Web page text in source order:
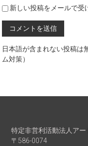
新しい投稿をメールで受
日本語が含まれない投稿は
ム対策）
特定非営利活動法人アー
〒586-0074